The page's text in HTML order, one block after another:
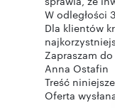
W odległości
Dla klientów
Zapraszam
Anna Ostafin
Treść
Oferta